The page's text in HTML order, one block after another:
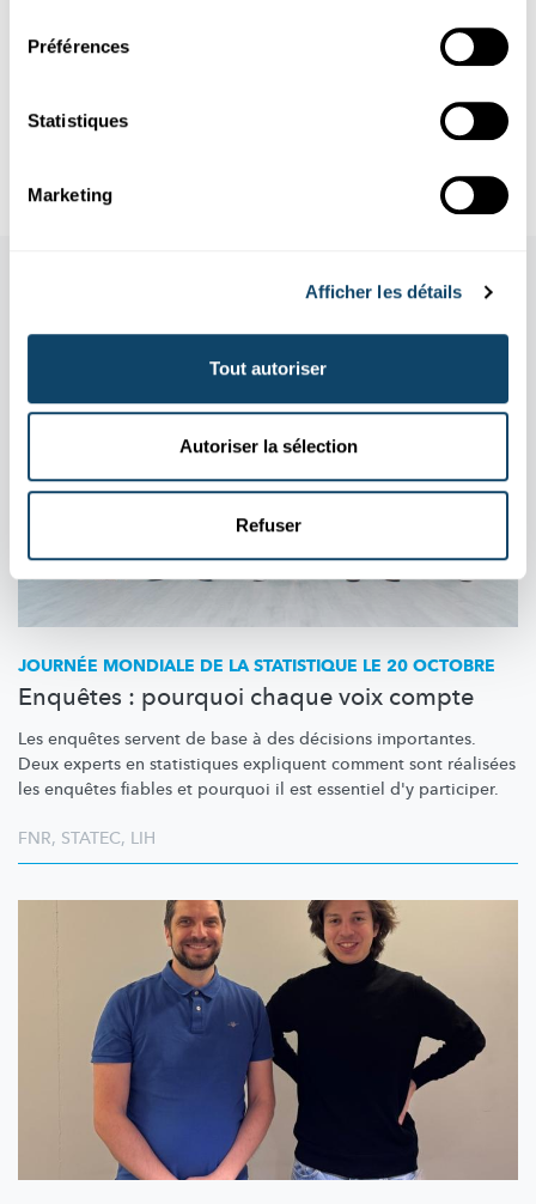
Préférences
Statistiques
Marketing
Afficher les détails
Tout autoriser
Autoriser la sélection
Refuser
bruit statistique
hypothèses afin de tirer des conclusions. Découvrez comment
la S...
Aussi dans cette rubrique
JOURNÉE MONDIALE DE LA STATISTIQUE LE 20 OCTOBRE
Enquêtes : pourquoi chaque voix compte
Les enquêtes servent de base à des décisions importantes.
Deux experts en statistiques expliquent comment sont réalisées
les enquêtes fiables et pourquoi il est essentiel d'y participer.
FNR, STATEC, LIH